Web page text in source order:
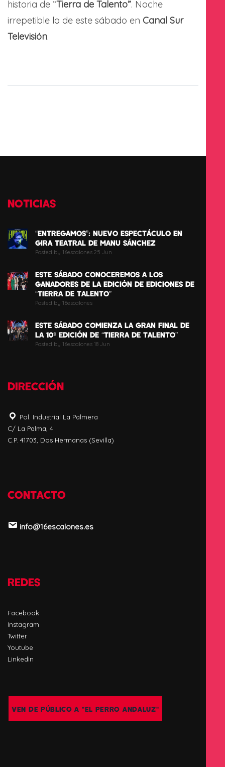
historia de “Tierra de Talento”. Noche
irrepetible la de este sábado en Canal Sur
Televisión.
NOTICIAS
“ENTREGAMOS”: NUEVO ESPECTÁCULO EN
GIRA TEATRAL DE MANU SÁNCHEZ
Posted by 16escalones 25 Jun
ESTE SÁBADO CONOCEREMOS A LOS
GANADORES DE LA EDICIÓN DE EDICIONES DE
“TIERRA DE TALENTO”
Posted by 16escalones
ESTE SÁBADO COMIENZA LA GRAN FINAL DE
LA 10ª EDICIÓN DE “TIERRA DE TALENTO”
Posted by 16escalones 18 Jun
DIRECCIÓN
Pol. Industrial La Palmera
C/ La Palma, 4
C.P. 41703, Dos Hermanas (Sevilla)
CONTACTO
info@16escalones.es
REDES
Facebook
Instagram
Twitter
Youtube
Linkedin
VEN DE PÚBLICO A "EL PERRO ANDALUZ"